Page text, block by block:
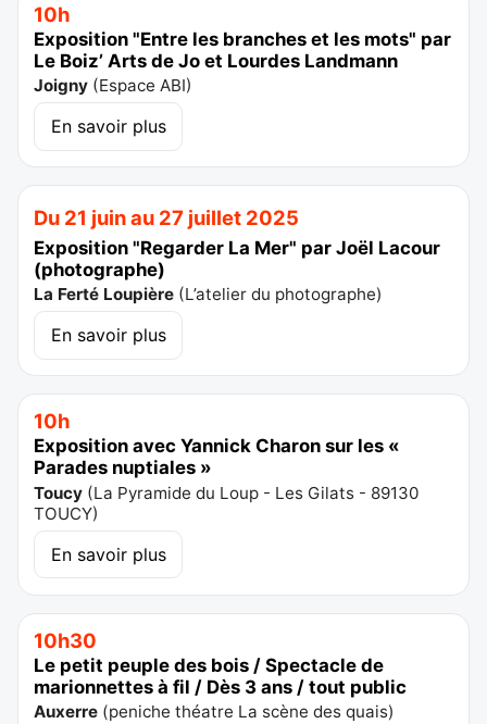
10h
Exposition "Entre les branches et les mots" par
Le Boiz’ Arts de Jo et Lourdes Landmann
Joigny (Espace ABI)
En savoir plus
Du 21 juin au 27 juillet 2025
Exposition "Regarder La Mer" par Joël Lacour
(photographe)
La Ferté Loupière (L’atelier du photographe)
En savoir plus
10h
Exposition avec Yannick Charon sur les «
Parades nuptiales »
Toucy (La Pyramide du Loup - Les Gilats - 89130
TOUCY)
En savoir plus
10h30
Le petit peuple des bois / Spectacle de
marionnettes à fil / Dès 3 ans / tout public
Auxerre (peniche théatre La scène des quais)